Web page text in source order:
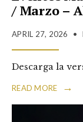
/ Marzo –
APRIL 27, 2026 •
Descarga la
READ MORE →